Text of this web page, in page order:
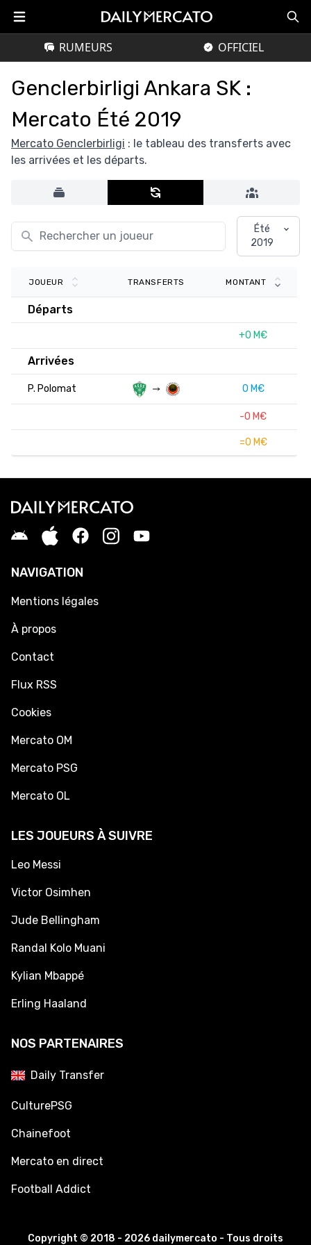
RUMEURS OFFICIEL
Genclerbirligi Ankara SK :
Mercato Été 2019
Mercato Genclerbirligi : le tableau des transferts avec
les arrivées et les départs.
Été
2019
JOUEUR TRANSFERTS MONTANT
Départs
+0 M€
Arrivées
P. Polomat 0 M€
-0 M€
=0 M€
NAVIGATION
Mentions légales
À propos
Contact
Flux RSS
Cookies
Mercato OM
Mercato PSG
Mercato OL
LES JOUEURS À SUIVRE
Leo Messi
Victor Osimhen
Jude Bellingham
Randal Kolo Muani
Kylian Mbappé
Erling Haaland
NOS PARTENAIRES
Daily Transfer
CulturePSG
Chainefoot
Mercato en direct
Football Addict
Copyright © 2018 - 2026 dailymercato - Tous droits